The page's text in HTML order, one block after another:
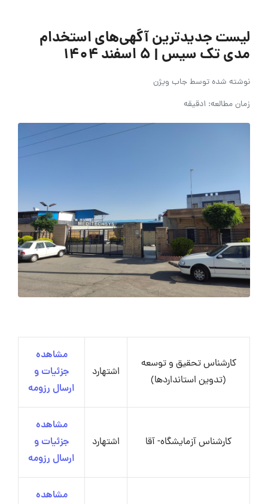
لیست جدیدترین آگهی‌های استخدام
مدی تک سیس | ۵ اسفند ۱۴۰۴
نوشته شده توسطجاب ویژن
زمان مطالعه: 1دقیقه
کارشناس تحقیق و توسعه
(تدوین استانداردها)
اشتهارد
مشاهده
جزئیات و
ارسال رزومه
کارشناس آزمایشگاه- آقا اشتهارد
مشاهده
جزئیات و
ارسال رزومه
مشاهده